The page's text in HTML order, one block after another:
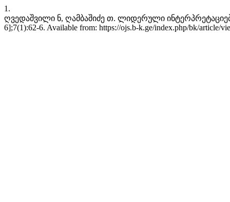
1.
ღვედაშვილი ნ, ღამბაშიძე თ. ლიდერული
6];7(1):62-6. Available from: https://ojs.b-k.ge/index.php/bk/article/